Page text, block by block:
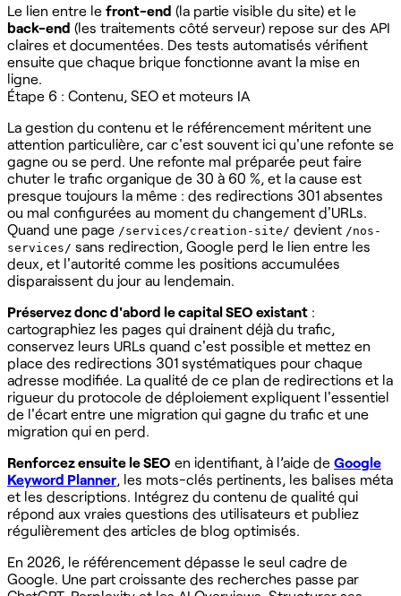
Le lien entre le front-end (la partie visible du site) et le
back-end (les traitements côté serveur) repose sur des API
claires et documentées. Des tests automatisés vérifient
ensuite que chaque brique fonctionne avant la mise en
ligne.
Étape 6 : Contenu, SEO et moteurs IA
La gestion du contenu et le référencement méritent une
attention particulière, car c'est souvent ici qu'une refonte se
gagne ou se perd. Une refonte mal préparée peut faire
chuter le trafic organique de 30 à 60 %, et la cause est
presque toujours la même : des redirections 301 absentes
ou mal configurées au moment du changement d'URLs.
Quand une page /services/creation-site/ devient /nos-
services/ sans redirection, Google perd le lien entre les
deux, et l'autorité comme les positions accumulées
disparaissent du jour au lendemain.
Préservez donc d'abord le capital SEO existant :
cartographiez les pages qui drainent déjà du trafic,
conservez leurs URLs quand c'est possible et mettez en
place des redirections 301 systématiques pour chaque
adresse modifiée. La qualité de ce plan de redirections et la
rigueur du protocole de déploiement expliquent l'essentiel
de l'écart entre une migration qui gagne du trafic et une
migration qui en perd.
Renforcez ensuite le SEO en identifiant, à l’aide de Google
Keyword Planner, les mots-clés pertinents, les balises méta
et les descriptions. Intégrez du contenu de qualité qui
répond aux vraies questions des utilisateurs et publiez
régulièrement des articles de blog optimisés.
En 2026, le référencement dépasse le seul cadre de
Google. Une part croissante des recherches passe par